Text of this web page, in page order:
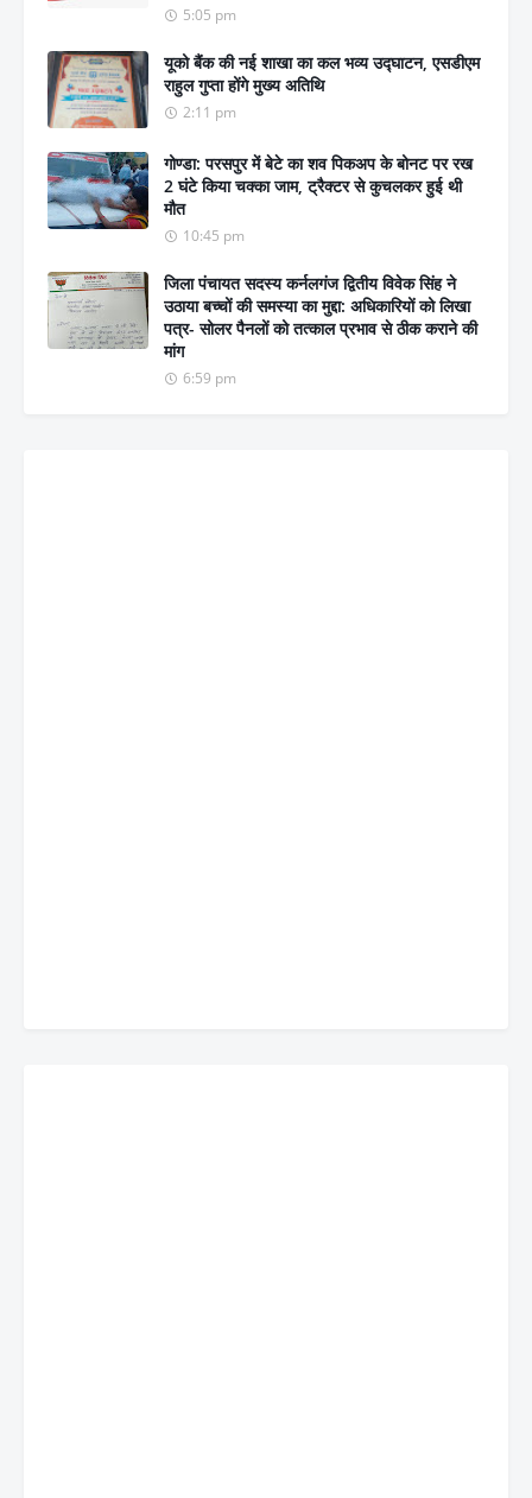
5:05 pm
यूको बैंक की नई शाखा का कल भव्य उद्घाटन, एसडीएम
राहुल गुप्ता होंगे मुख्य अतिथि
2:11 pm
गोण्डा: परसपुर में बेटे का शव पिकअप के बोनट पर रख
2 घंटे किया चक्का जाम, ट्रैक्टर से कुचलकर हुई थी
मौत
10:45 pm
जिला पंचायत सदस्य कर्नलगंज द्वितीय विवेक सिंह ने
उठाया बच्चों की समस्या का मुद्दा: अधिकारियों को लिखा
पत्र- सोलर पैनलों को तत्काल प्रभाव से ठीक कराने की
मांग
6:59 pm